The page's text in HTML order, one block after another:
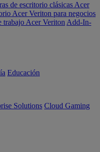
de escritorio clásicas Acer
Acer Veriton para negocios
trabajo Acer Veriton Add-In-
Educación
Solutions Cloud Gaming